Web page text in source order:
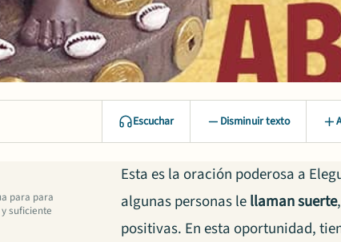
Escuchar Disminuir texto
para para
suficiente
Esta es la oración poderosa a
algunas personas lellaman suerte
positivas. En esta oportunidad,